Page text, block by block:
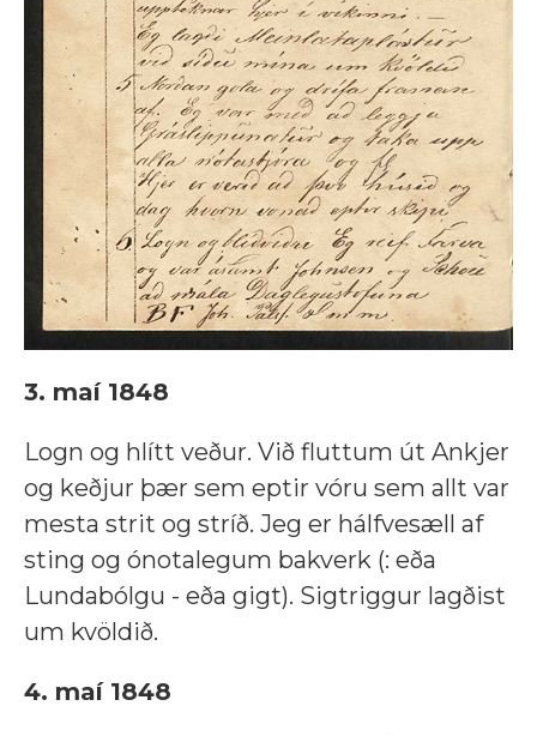
3. maí 1848
Logn og hlítt veður. Við fluttum út Ankjer
og keðjur þær sem eptir vóru sem allt var
mesta strit og stríð. Jeg er hálfvesæll af
sting og ónotalegum bakverk (: eða
Lundabólgu - eða gigt). Sigtriggur lagðist
um kvöldið.
4. maí 1848